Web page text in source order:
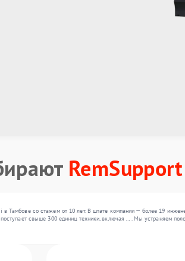
RemSupport
со стажем от 10 лет. В штате компании — более 19
свыше 300 единиц техники, включая , , . Мы устраняем